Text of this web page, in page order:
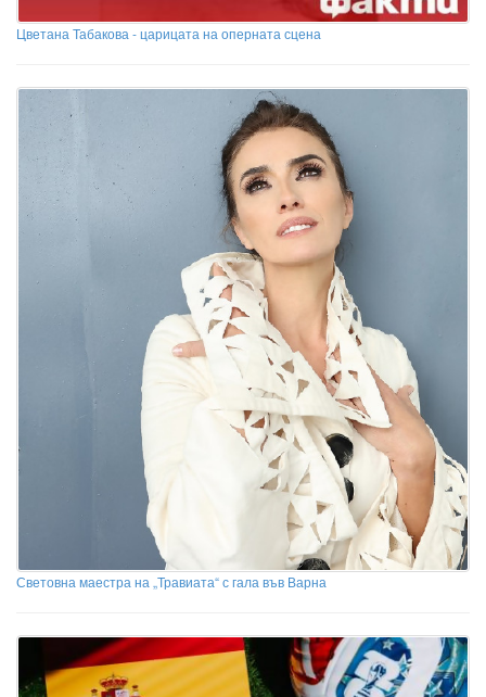
Цветана Табакова - царицата на оперната сцена
Световна маестра на „Травиата“ с гала във Варна